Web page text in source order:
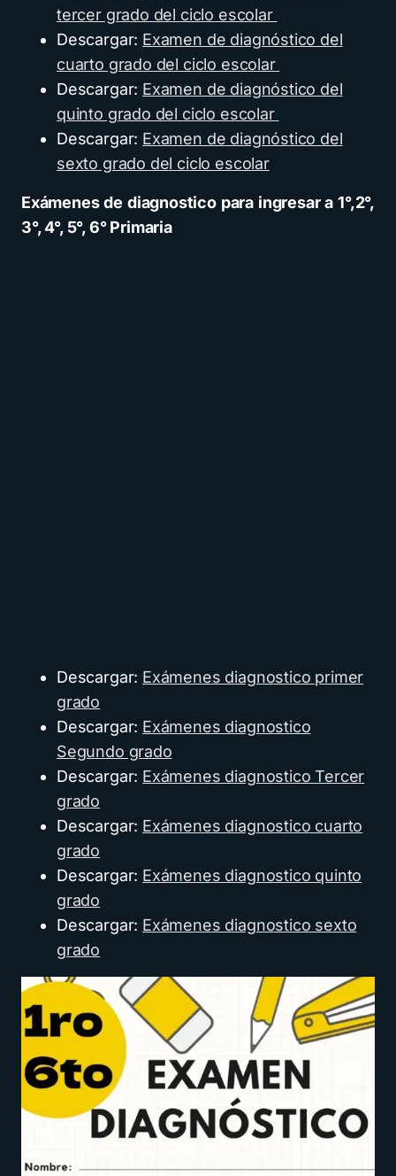
tercer grado del ciclo escolar
Descargar: Examen de diagnóstico del
cuarto grado del ciclo escolar
Descargar: Examen de diagnóstico del
quinto grado del ciclo escolar
Descargar: Examen de diagnóstico del
sexto grado del ciclo escolar
Exámenes de diagnostico para ingresar a 1°,2°,
3°, 4°, 5°, 6° Primaria
Descargar: Exámenes diagnostico primer
grado
Descargar: Exámenes diagnostico
Segundo grado
Descargar: Exámenes diagnostico Tercer
grado
Descargar: Exámenes diagnostico cuarto
grado
Descargar: Exámenes diagnostico quinto
grado
Descargar: Exámenes diagnostico sexto
grado